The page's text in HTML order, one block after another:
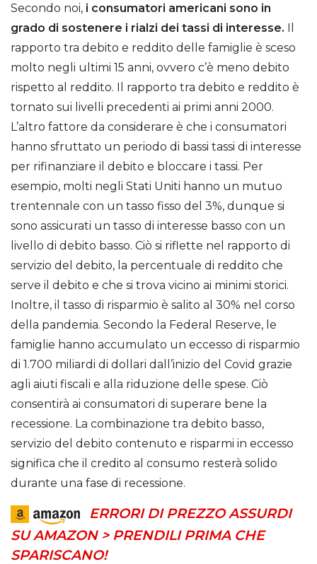
Secondo noi, i consumatori americani sono in
grado di sostenere i rialzi dei tassi di interesse. Il
rapporto tra debito e reddito delle famiglie è sceso
molto negli ultimi 15 anni, ovvero c’è meno debito
rispetto al reddito. Il rapporto tra debito e reddito è
tornato sui livelli precedenti ai primi anni 2000.
L’altro fattore da considerare è che i consumatori
hanno sfruttato un periodo di bassi tassi di interesse
per rifinanziare il debito e bloccare i tassi. Per
esempio, molti negli Stati Uniti hanno un mutuo
trentennale con un tasso fisso del 3%, dunque si
sono assicurati un tasso di interesse basso con un
livello di debito basso. Ciò si riflette nel rapporto di
servizio del debito, la percentuale di reddito che
serve il debito e che si trova vicino ai minimi storici.
Inoltre, il tasso di risparmio è salito al 30% nel corso
della pandemia. Secondo la Federal Reserve, le
famiglie hanno accumulato un eccesso di risparmio
di 1.700 miliardi di dollari dall’inizio del Covid grazie
agli aiuti fiscali e alla riduzione delle spese. Ciò
consentirà ai consumatori di superare bene la
recessione. La combinazione tra debito basso,
servizio del debito contenuto e risparmi in eccesso
significa che il credito al consumo resterà solido
durante una fase di recessione.
ERRORI DI PREZZO ASSURDI
SU AMAZON > PRENDILI PRIMA CHE
SPARISCANO!